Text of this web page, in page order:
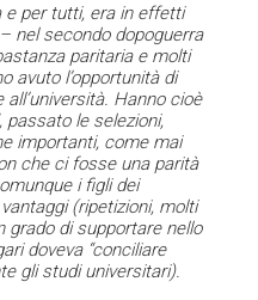
e per tutti, era in effetti
nel secondo dopoguerra
paritaria e molti
avuto l’opportunità di
Hanno cioè
passato le selezioni,
importanti, come mai
che ci fosse una parità
i figli dei
(ripetizioni, molti
grado di supportare nello
doveva “conciliare
gli studi universitari).